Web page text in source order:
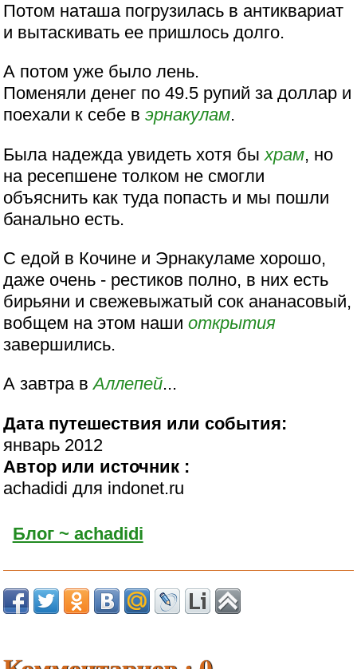
Потом наташа погрузилась в антиквариат
и вытаскивать ее пришлось долго.
А потом уже было лень.
Поменяли денег по 49.5 рупий за доллар и
поехали к себе вэрнакулам.
Была надежда увидеть хотя быхрам, но
на ресепшене толком не смогли
объяснить как туда попасть и мы пошли
банально есть.
С едой в Кочине и Эрнакуламе хорошо,
даже очень - рестиков полно, в них есть
бирьяни и свежевыжатый сок ананасовый,
вобщем на этом нашиоткрытия
завершились.
А завтра вАллепей...
Дата путешествия или события:
январь 2012
Автор или источник :
achadidi для indonet.ru
Блог ~ achadidi